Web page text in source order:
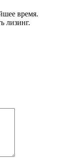
время.
лизинг.